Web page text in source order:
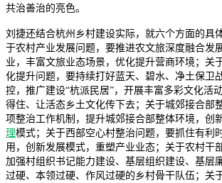
共治善治的亮色。
刘捷还结合杭州乡村建设实际，就六个方面的具
于农村产业发展问题，要推进农文旅深度融合发
业，丰富文旅业态场景，优化提升营商环境；关
化提升问题，要持续打好蓝天、碧水、净土保卫
控，推广建设“杭派民居”，开展丰富多彩文化活
得住、让活态乡土文化传下去；关于城郊接合部
项整治工作机制，提升城郊接合部整体环境，创
理模式；关于西部空心村整治问题，要抓住有利
用，创新发展模式，重塑产业业态；关于农村干
加强村组织书记能力建设、基层组织建设、基层
过硬、本领过硬、作风过硬的乡村骨干队伍；关